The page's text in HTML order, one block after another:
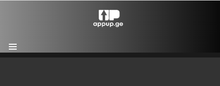
Menu